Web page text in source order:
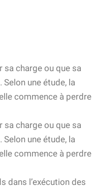
sa charge ou que sa
Selon une étude, la
commence à perdre
sa charge ou que sa
Selon une étude, la
commence à perdre
dans l’exécution des